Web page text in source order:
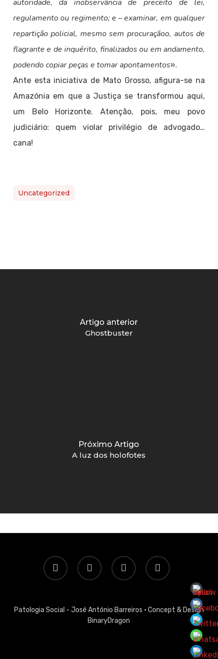
autoridade, da inobservância de preceito de lei,
regulamento ou regimento; e – examinar, em qualquer
repartição policial, mesmo sem procuraçãoo, autos de
flagrante e de inquérito, finalizados ou em andamento,
podendo copiar peças e tomar apontamentos».
Ante esta iniciativa de Mato Grosso, afigura-se na
Amazónia em que a Justiça se transformou aqui,
um Belo Horizonte. Atenção, pois, meu povo
judiciário: quem violar privilégio de advogado…
cana!
Uncategorized
Artigo anterior
Ghostbuster
Próximo Artigo
A luz dos holofotes
twitter facebook linkedin email
Patologia Social - José António Barreiros · Concept & Design
BinaryDragon